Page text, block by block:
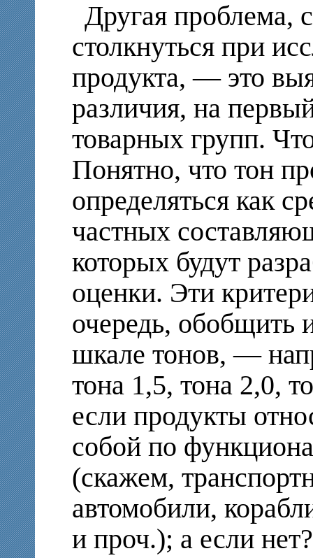
Другая проблема,
столкнуться при
продукта, — это
различия, на
товарных групп.
Понятно, что тон
определяться как
частных
которых будут
оценки. Эти
очередь, обобщить
шкале тонов, —
тона 1,5, тона 2,0,
если продукты
собой по
(скажем,
автомобили,
и проч.); а если